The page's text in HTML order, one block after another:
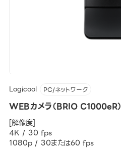
Logicool PC/ネットワーク
WEBカメラ（BRIO C1000eR）
[解像度]
4K / 30 fps
1080p / 30または60 fps